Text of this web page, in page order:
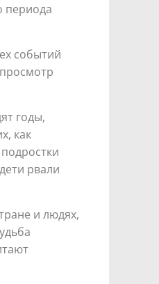
периода
событий
годы,
как
рвали
и людях,